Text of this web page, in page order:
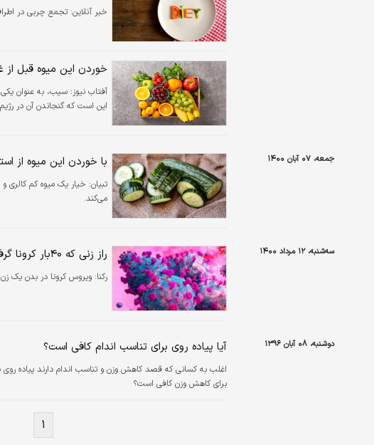
خبر آنلاین: تجمع چربی در
خوردن این میوه قبل
آفتاب نیوز:
سیب، به
این است که گنجاندن آن در
جمعه، ۰۷ آبان ۱۴۰۰ با خوردن این میوه از
تبیان: خیار یک میوه کم کالری
می‌کند.
سه‌شنبه، ۱۲ مرداد ۱۴۰۰ راز زنی که ۴۰بار کرونا گرفت!
رکنا: ویروس کرونا در بدن یک زن ۴۰ بار جهش پیدا کرد.
دوشنبه، ۰۸ آبان ۱۳۹۶ آیا پیاده روی برای تناسب اندام کافی است؟
اغلب به کسانی که قصد کاهش وزن و تناسب اندام دارند پیاده
برای کاهش وزن کافی است؟
۱